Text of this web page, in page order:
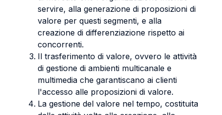
servire, alla generazione di proposizioni di
valore per questi segmenti, e alla
creazione di differenziazione rispetto ai
concorrenti.
Il trasferimento di valore, ovvero le attività
di gestione di ambienti multicanale e
multimedia che garantiscano ai clienti
l'accesso alle proposizioni di valore.
La gestione del valore nel tempo, costituita